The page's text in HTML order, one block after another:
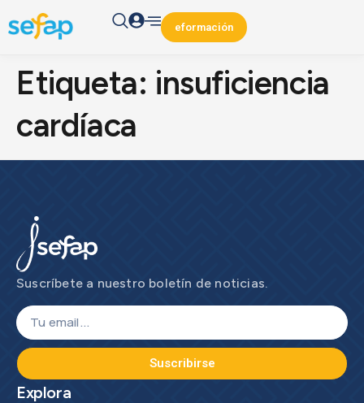
eformación
Etiqueta: insuficiencia
cardíaca
Suscríbete a nuestro boletín de noticias.
Suscribirse
Explora